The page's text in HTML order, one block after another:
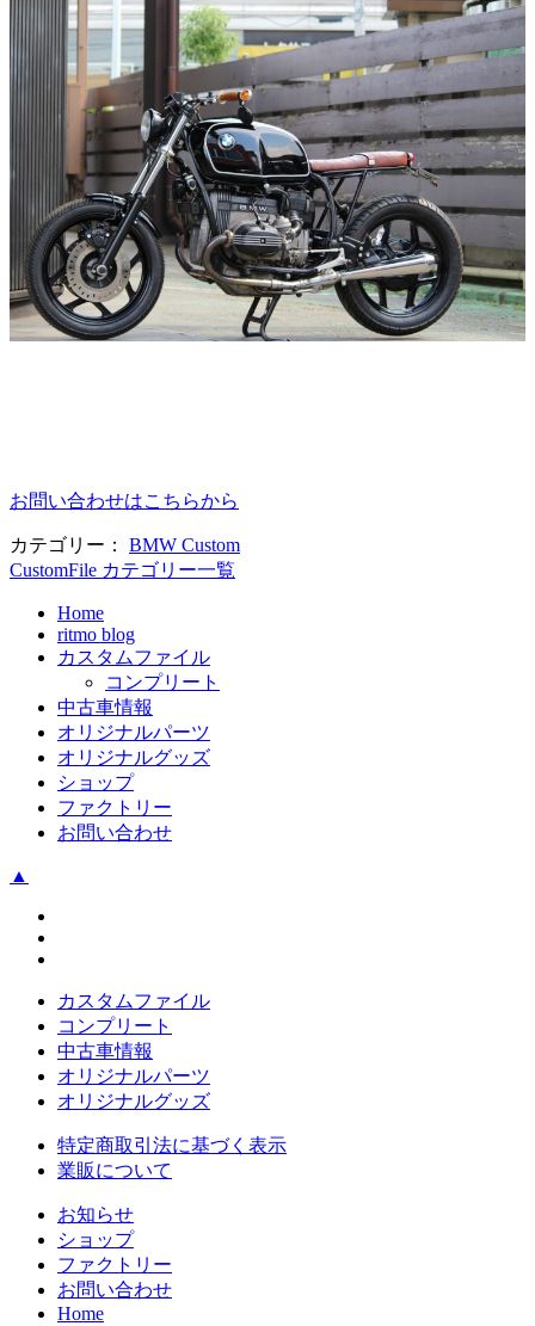
お問い合わせはこちらから
カテゴリー： BMW Custom
CustomFile カテゴリー一覧
Home
ritmo blog
カスタムファイル
コンプリート
中古車情報
オリジナルパーツ
オリジナルグッズ
ショップ
ファクトリー
お問い合わせ
▲
カスタムファイル
コンプリート
中古車情報
オリジナルパーツ
オリジナルグッズ
特定商取引法に基づく表示
業販について
お知らせ
ショップ
ファクトリー
お問い合わせ
Home